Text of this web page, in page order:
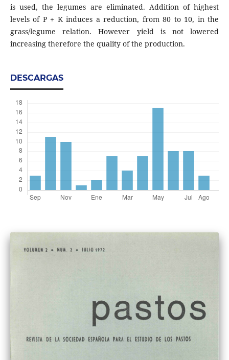
is used, the legumes are eliminated. Addition of highest
levels of P + K induces a reduction, from 80 to 10, in the
grass/legume relation. However yield is not lowered
increasing therefore the quality of the production.
DESCARGAS